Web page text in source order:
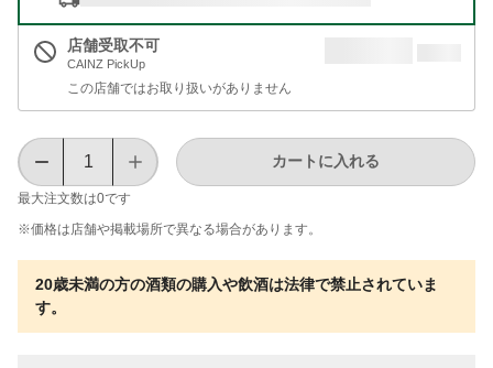
店舗受取不可
CAINZ PickUp
この店舗ではお取り扱いがありません
最大注文数は0です
カートに入れる
※価格は​店舗や​掲載場所で​異なる​場合が​あります。
20歳未満の方の酒類の購入や飲酒は法律で禁止されていま
す。